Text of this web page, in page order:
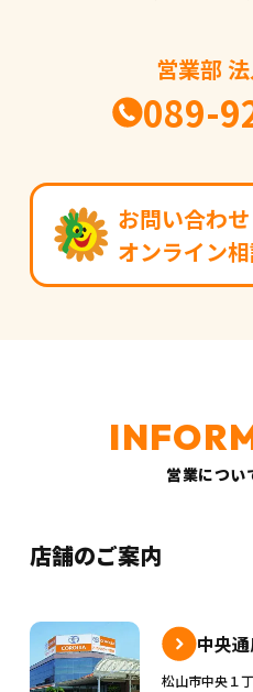
営業部
089-
お問い合わせ
オンライン
営業につい
店舗のご案内
中央
松山市中央１